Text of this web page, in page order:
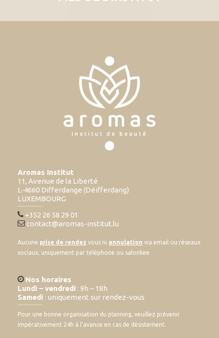
Aromas Institut
11, Avenue de la Liberté
L-4660 Differdange (Déifferdang)
LUXEMBOURG
+352 26 58 29 01
contact@aromas-institut.lu
Aucune prise de rendez vous ni annulation via email ou réseaux
sociaux, uniquement par téléphone ou salonkee
Nos horaires
Lundi – vendredi : 9h – 18h
Samedi : uniquement sur rendez-vous
Pour une bonne organisation du planning, veuillez prévenir
impérativement 24h à l’avance en cas de désistement.